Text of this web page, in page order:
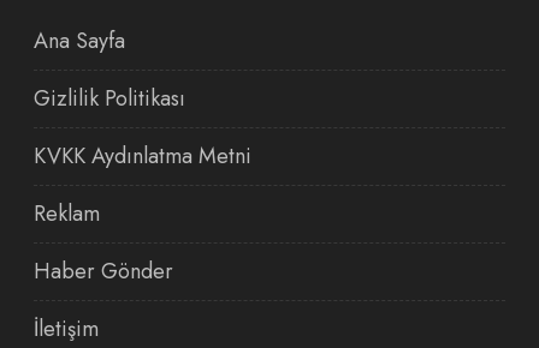
Ana Sayfa
Gizlilik Politikası
KVKK Aydınlatma Metni
Reklam
Haber Gönder
İletişim